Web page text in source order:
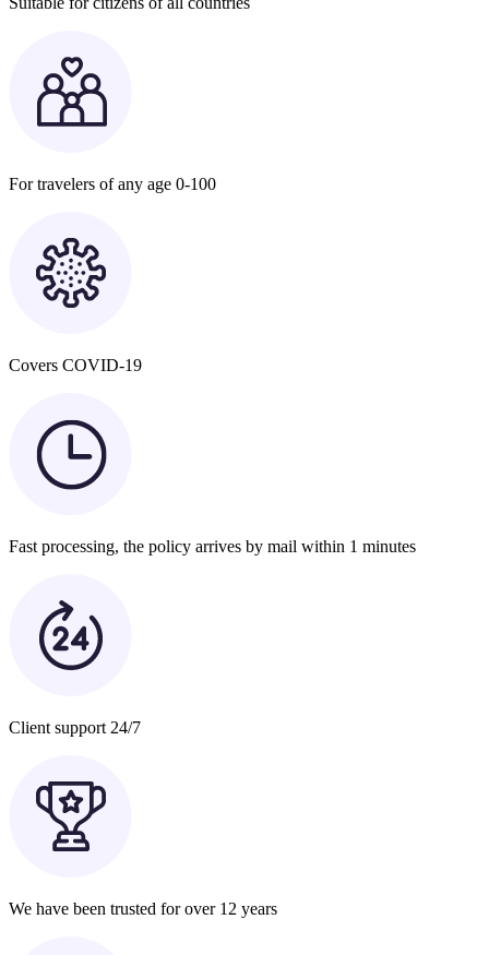
For travelers of any age 0-100
Covers COVID-19
Fast processing, the policy arrives by mail within 1 minutes
Client support 24/7
We have been trusted for over 12 years